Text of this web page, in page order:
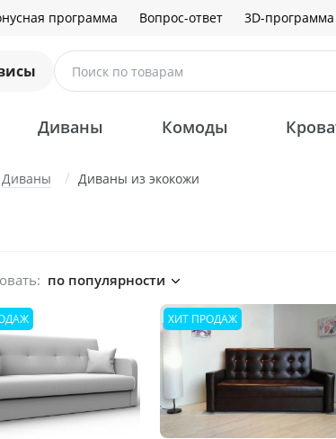
программа Вопрос-ответ 3D-программа
Поиск по товарам
Диваны Комоды
Диваны Диваны из экокожи
по популярности
ХИТ ПРОДАЖ